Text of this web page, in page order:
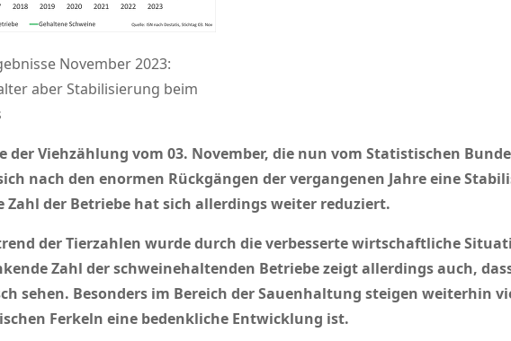
November 2023:
aber Stabilisierung beim
der Viehzählung vom 03. November, die nun vom Statistischen
nach den enormen Rückgängen der vergangenen Jahre eine
Zahl der Betriebe hat sich allerdings weiter reduziert.
der Tierzahlen wurde durch die verbesserte wirtschaftliche
Zahl der schweinehaltenden Betriebe zeigt allerdings auch,
sehen. Besonders im Bereich der Sauenhaltung steigen weiterhin
Ferkeln eine bedenkliche Entwicklung ist.